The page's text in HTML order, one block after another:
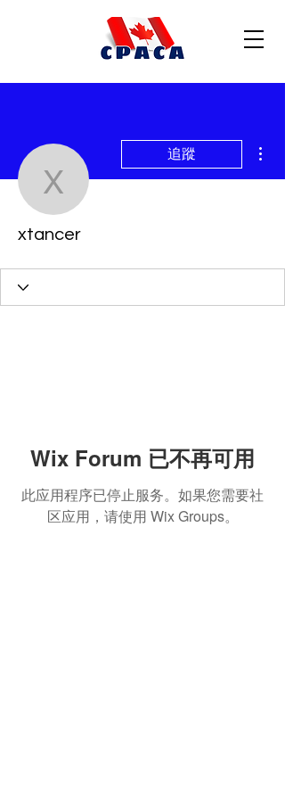
xtancer
追蹤
xtancer
Wix Forum 已不再可用
此应用程序已停止服务。如果您需要社
区应用，请使用 Wix Groups。